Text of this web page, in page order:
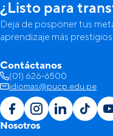
¿Listo para
Deja de posponer tus
aprendizaje más
Contáctanos
(01) 626-6500
idiomas@pucp.edu.pe
Nosotros